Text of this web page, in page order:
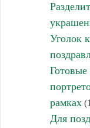
Уголок
рамках
Для